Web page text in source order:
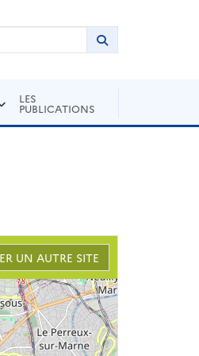
Rechercher
Lancer la
LES
PUBLICATIONS
UN AUTRE SITE